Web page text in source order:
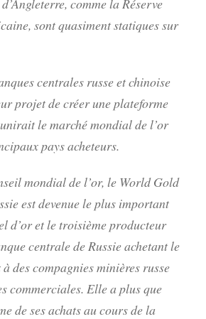
comme la Réserve
sont quasiment statiques sur
centrales russe et chinoise
projet de créer une plateforme
le marché mondial de l’or
pays acheteurs.
mondial de l’or, le World Gold
est devenue le plus important
d’or et le troisième producteur
centrale de Russie achetant le
des compagnies minières russe
commerciales. Elle a plus que
de ses achats au cours de la